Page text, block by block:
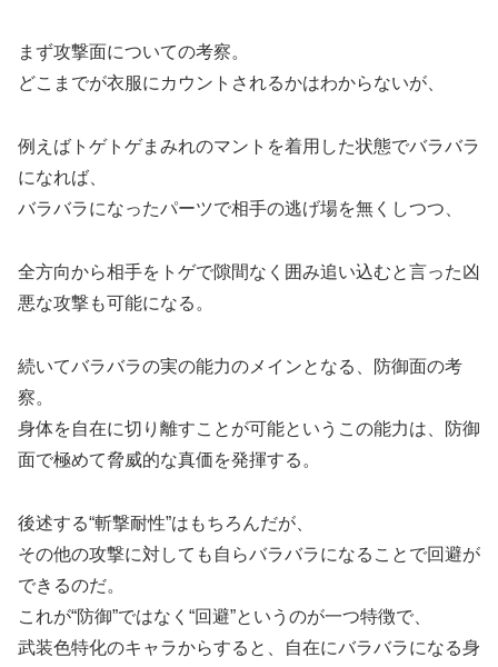
まず攻撃面についての考察。
どこまでが衣服にカウントされるかはわからないが、
例えばトゲトゲまみれのマントを着用した状態でバラバラ
になれば、
バラバラになったパーツで相手の逃げ場を無くしつつ、
全方向から相手をトゲで隙間なく囲み追い込むと言った凶
悪な攻撃も可能になる。
続いてバラバラの実の能力のメインとなる、防御面の考
察。
身体を自在に切り離すことが可能というこの能力は、防御
面で極めて脅威的な真価を発揮する。
後述する“斬撃耐性”はもちろんだが、
その他の攻撃に対しても自らバラバラになることで回避が
できるのだ。
これが“防御”ではなく“回避”というのが一つ特徴で、
武装色特化のキャラからすると、自在にバラバラになる身